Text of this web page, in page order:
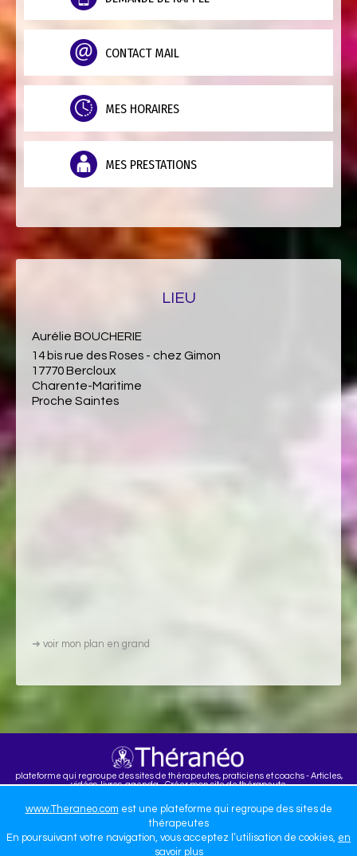
www.Theraneo.com est une plateforme qui regroupe des sites de
thérapeutes
En poursuivant votre navigation, vous acceptez l’utilisation de cookies, en
savoir plus
CONTACT MAIL
MES HORAIRES
MES PRESTATIONS
LIEU
Aurélie BOUCHERIE
14 bis rue des Roses - chez Gimon
17770 Bercloux
Charente-Maritime
Proche Saintes
➜ voir mon plan en grand
plateforme qui regroupe des sites de thérapeutes, praticiens et coachs - Articles,
vidéos, livres, agenda - Créer mon site de thérapeute